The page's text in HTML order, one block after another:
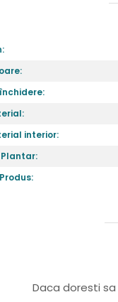
: cu
ca cei mici
tău cresc.
interior:
Daca doresti